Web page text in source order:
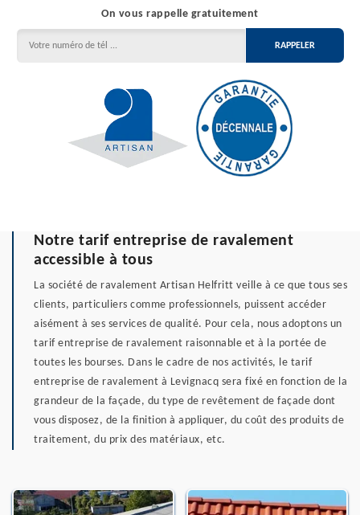
On vous rappelle gratuitement
Notre tarif entreprise de ravalement
accessible à tous
La société de ravalement Artisan Helfritt veille à ce que tous ses
clients, particuliers comme professionnels, puissent accéder
aisément à ses services de qualité. Pour cela, nous adoptons un
tarif entreprise de ravalement raisonnable et à la portée de
toutes les bourses. Dans le cadre de nos activités, le tarif
entreprise de ravalement à Levignacq sera fixé en fonction de la
grandeur de la façade, du type de revêtement de façade dont
vous disposez, de la finition à appliquer, du coût des produits de
traitement, du prix des matériaux, etc.